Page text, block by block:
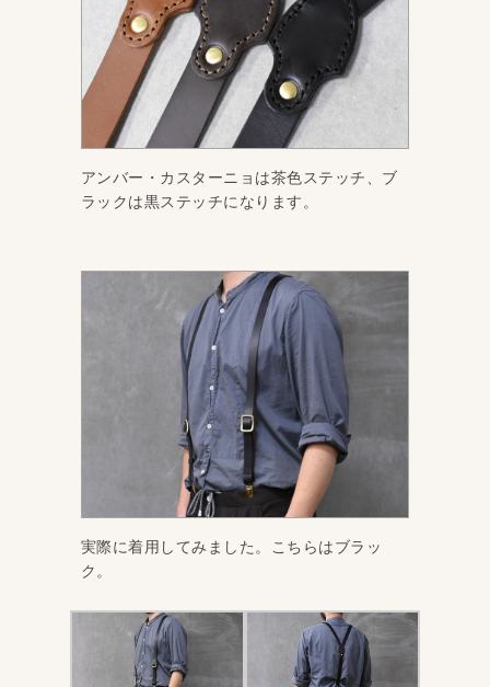
アンバー・カスターニョは茶色ステッチ、ブ
ラックは黒ステッチになります。
実際に着用してみました。こちらはブラッ
ク。